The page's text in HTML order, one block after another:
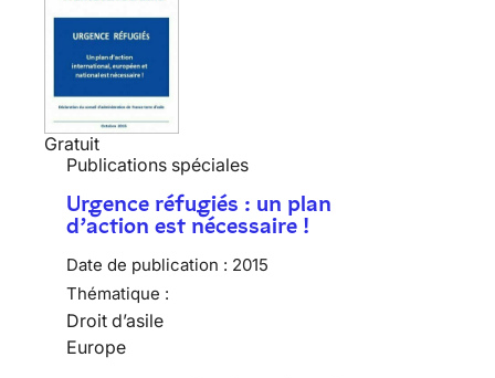
Gratuit
Publications spéciales
Urgence réfugiés : un plan
d’action est nécessaire !
Date de publication : 2015
Thématique :
Droit d’asile
Europe